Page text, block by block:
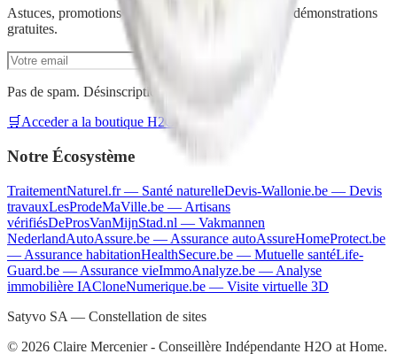
Astuces, promotions exclusives et invitations à nos démonstrations
gratuites.
Pas de spam. Désinscription en un clic.
🛒 Acceder a la boutique H2O at Home
Notre Écosystème
TraitementNaturel.fr— Santé naturelleDevis-Wallonie.be — Devis
travauxLesProdeMaVille.be — Artisans
vérifiésDeProsVanMijnStad.nl — Vakmannen
NederlandAutoAssure.be — Assurance autoAssureHomeProtect.be
— Assurance habitationHealthSecure.be — Mutuelle santéLife-
Guard.be — Assurance vieImmoAnalyze.be — Analyse
immobilière IACloneNumerique.be — Visite virtuelle 3D
Satyvo SA — Constellation de sites
© 2026 Claire Mercenier - Conseillère Indépendante H2O at Home.